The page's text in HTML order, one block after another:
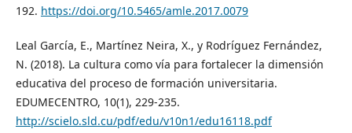
192. https://doi.org/10.5465/amle.2017.0079
Leal García, E., Martínez Neira, X., y Rodríguez Fernández,
N. (2018). La cultura como vía para fortalecer la dimensión
educativa del proceso de formación universitaria.
EDUMECENTRO, 10(1), 229-235.
http://scielo.sld.cu/pdf/edu/v10n1/edu16118.pdf